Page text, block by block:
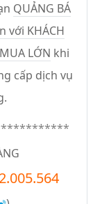
QUẢNG BÁ
với KHÁCH
LỚN khi
cấp dịch vụ